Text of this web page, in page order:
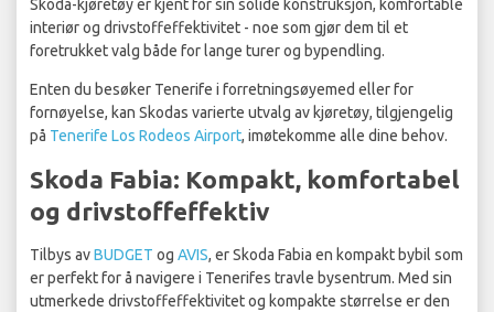
Skoda-kjøretøy er kjent for sin solide konstruksjon, komfortable
interiør og drivstoffeffektivitet - noe som gjør dem til et
foretrukket valg både for lange turer og bypendling.
Enten du besøker Tenerife i forretningsøyemed eller for
fornøyelse, kan Skodas varierte utvalg av kjøretøy, tilgjengelig
på Tenerife Los Rodeos Airport, imøtekomme alle dine behov.
Skoda Fabia: Kompakt, komfortabel
og drivstoffeffektiv
Tilbys avBUDGET og AVIS, er Skoda Fabia en kompakt bybil som
er perfekt for å navigere i Tenerifes travle bysentrum. Med sin
utmerkede drivstoffeffektivitet og kompakte størrelse er den